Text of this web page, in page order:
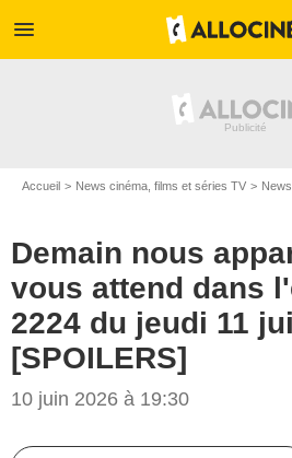
menu
Accueil News cinéma, films et séries TV
Demain nous
vous attend dans
2224 du jeudi 11
[SPOILERS]
10 juin 2026 à 19:30